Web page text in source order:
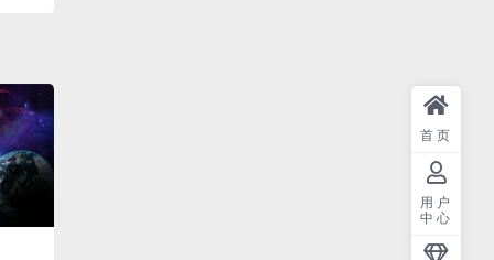
首页
用户
中心